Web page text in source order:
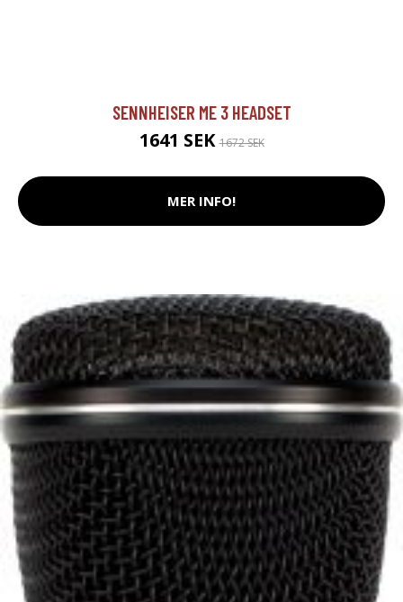
SENNHEISER ME 3 HEADSET
1641 SEK1672 SEK
MER INFO!